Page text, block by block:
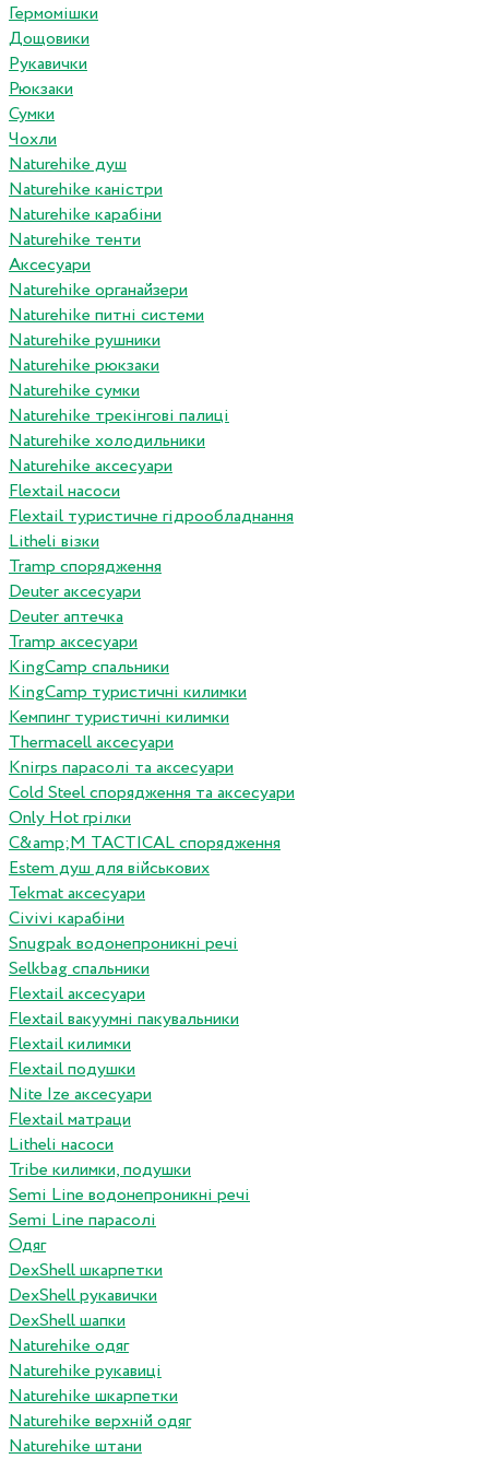
Гермомішки
Дощовики
Рукавички
Рюкзаки
Сумки
Чохли
Naturehike душ
Naturehike каністри
Naturehike карабіни
Naturehike тенти
Аксесуари
Naturehike органайзери
Naturehike питні системи
Naturehike рушники
Naturehike рюкзаки
Naturehike сумки
Naturehike трекінгові палиці
Naturehike холодильники
Naturehike аксесуари
Flextail насоси
Flextail туристичне гідрообладнання
Litheli візки
Tramp спорядження
Deuter аксесуари
Deuter аптечка
Tramp аксесуари
KingCamp спальники
KingCamp туристичні килимки
Кемпинг туристичні килимки
Thermacell аксесуари
Knirps парасолі та аксесуари
Cold Steel спорядження та аксесуари
Only Hot грілки
C&amp;M TACTICAL спорядження
Estem душ для військових
Tekmat аксесуари
Сivivi карабіни
Snugpak водонепроникні речі
Selkbag спальники
Flextail аксесуари
Flextail вакуумні пакувальники
Flextail килимки
Flextail подушки
Nite Ize аксесуари
Flextail матраци
Litheli насоси
Tribe килимки, подушки
Semi Line водонепроникні речі
Semi Line парасолі
Одяг
DexShell шкарпетки
DexShell рукавички
DexShell шапки
Naturehike одяг
Naturehike рукавиці
Naturehike шкарпетки
Naturehike верхній одяг
Naturehike штани